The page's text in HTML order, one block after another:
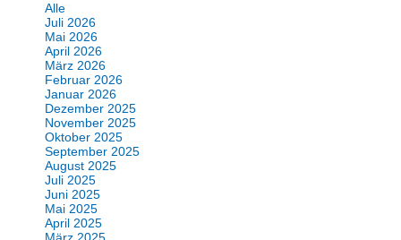
Alle
Juli 2026
Mai 2026
April 2026
März 2026
Februar 2026
Januar 2026
Dezember 2025
November 2025
Oktober 2025
September 2025
August 2025
Juli 2025
Juni 2025
Mai 2025
April 2025